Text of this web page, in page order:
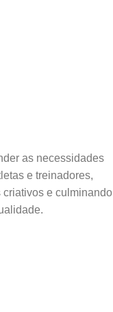
as necessidades
e treinadores,
e culminando